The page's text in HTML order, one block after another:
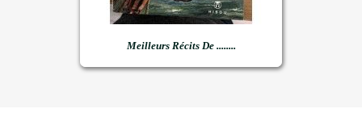
Meilleurs Récits De ........